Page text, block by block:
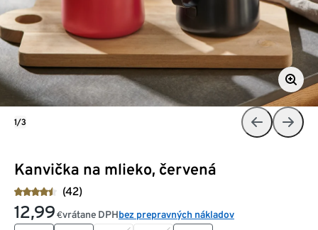
Kanvička na mlieko, červená
(42)
12,99 €vrátane DPHbez prepravných nákladov
1/3